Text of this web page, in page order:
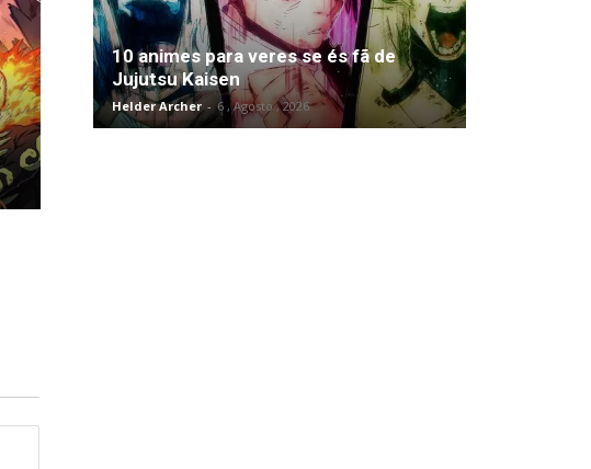
10 animes para veres se és fã de
Jujutsu Kaisen
Helder Archer - 6 , Agosto , 2026